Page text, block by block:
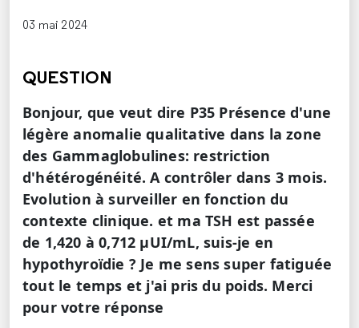
03 mai 2024
QUESTION
Bonjour, que veut dire P35 Présence d'une
légère anomalie qualitative dans la zone
des Gammaglobulines: restriction
d'hétérogénéité. A contrôler dans 3 mois.
Evolution à surveiller en fonction du
contexte clinique. et ma TSH est passée
de 1,420 à 0,712 μUI/mL, suis-je en
hypothyroïdie ? Je me sens super fatiguée
tout le temps et j'ai pris du poids. Merci
pour votre réponse